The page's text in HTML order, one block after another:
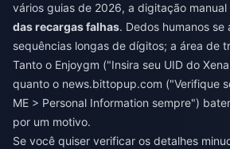
vários guias de 2026, a digitação
das recargas falhas. Dedos humanos se
sequências longas de dígitos; a área de
Tanto o Enjoygm ("Insira seu UID do
quanto o news.bittopup.com ("Verifique
ME > Personal Information sempre")
por um motivo.
Se você quiser verificar os detalhes